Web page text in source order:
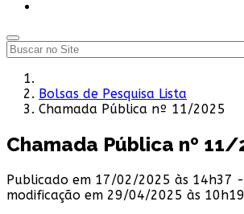
Bolsas de Pesquisa Lista
Chamada Pública nº 11/2025
Chamada Pública nº 11/
Publicado em 17/02/2025 às 14h37
modificação em 29/04/2025 às 10h19